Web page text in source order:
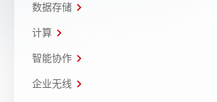
数据存储
计算
智能协作
企业无线